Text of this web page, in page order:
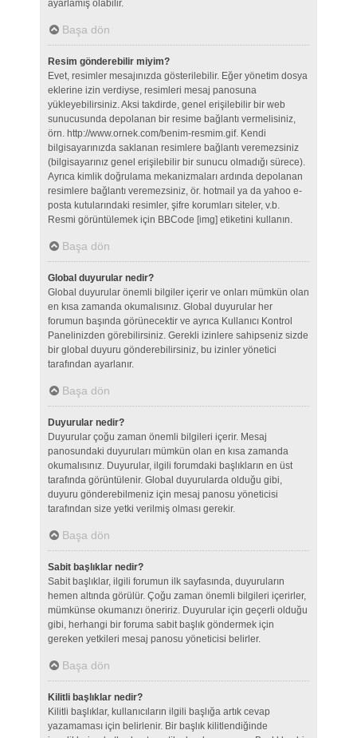
ayarlamış olabilir.
Başa dön
Resim gönderebilir miyim?
Evet, resimler mesajınızda gösterilebilir. Eğer yönetim dosya
eklerine izin verdiyse, resimleri mesaj panosuna
yükleyebilirsiniz. Aksi takdirde, genel erişilebilir bir web
sunucusunda depolanan bir resime bağlantı vermelisiniz,
örn. http://www.ornek.com/benim-resmim.gif. Kendi
bilgisayarınızda saklanan resimlere bağlantı veremezsiniz
(bilgisayarınız genel erişilebilir bir sunucu olmadığı sürece).
Ayrıca kimlik doğrulama mekanizmaları ardında depolanan
resimlere bağlantı veremezsiniz, ör. hotmail ya da yahoo e-
posta kutularındaki resimler, şifre korumları siteler, v.b.
Resmi görüntülemek için BBCode [img] etiketini kullanın.
Başa dön
Global duyurular nedir?
Global duyurular önemli bilgiler içerir ve onları mümkün olan
en kısa zamanda okumalısınız. Global duyurular her
forumun başında görünecektir ve ayrıca Kullanıcı Kontrol
Panelinizden görebilirsiniz. Gerekli izinlere sahipseniz sizde
bir global duyuru gönderebilirsiniz, bu izinler yönetici
tarafından ayarlanır.
Başa dön
Duyurular nedir?
Duyurular çoğu zaman önemli bilgileri içerir. Mesaj
panosundaki duyuruları mümkün olan en kısa zamanda
okumalısınız. Duyurular, ilgili forumdaki başlıkların en üst
tarafında görüntülenir. Global duyurularda olduğu gibi,
duyuru gönderebilmeniz için mesaj panosu yöneticisi
tarafından size yetki verilmiş olması gerekir.
Başa dön
Sabit başlıklar nedir?
Sabit başlıklar, ilgili forumun ilk sayfasında, duyuruların
hemen altında görülür. Çoğu zaman önemli bilgileri içerirler,
mümkünse okumanızı öneririz. Duyurular için geçerli olduğu
gibi, herhangi bir foruma sabit başlık göndermek için
gereken yetkileri mesaj panosu yöneticisi belirler.
Başa dön
Kilitli başlıklar nedir?
Kilitli başlıklar, kullanıcıların ilgili başlığa artık cevap
yazamaması için belirlenir. Bir başlık kilitlendiğinde